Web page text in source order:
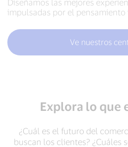
Diseñamos las mejores
impulsadas por el pensamiento
Ve nuestros
Explora lo que
¿Cuál es el futuro del
buscan los clientes? ¿Cuáles